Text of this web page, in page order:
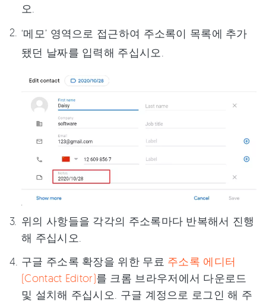
오.
‘메모’ 영역으로 접근하여 주소록이 목록에 추가
됐던 날짜를 입력해 주십시오.
위의 사항들을 각각의 주소록마다 반복해서 진행
해 주십시오.
구글 주소록 확장을 위한 무료 주소록 에디터
(Contact Editor)를 크롬 브라우저에서 다운로드
및 설치해 주십시오. 구글 계정으로 로그인 해 주